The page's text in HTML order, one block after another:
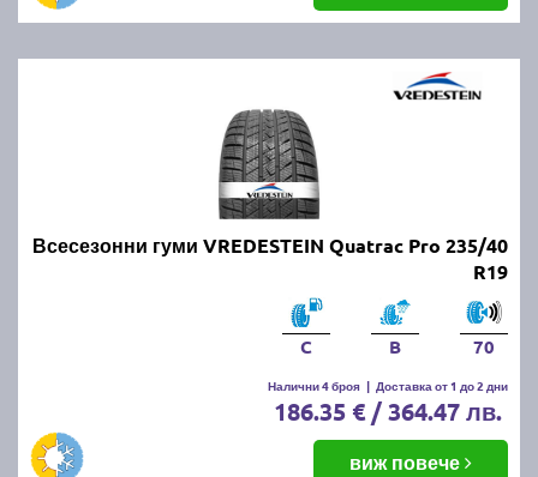
Всесезонни гуми VREDESTEIN Quatrac Pro 235/40
R19
C B 70
Налични 4 броя | Доставка от 1 до 2 дни
186.35 € / 364.47 лв.
виж повече